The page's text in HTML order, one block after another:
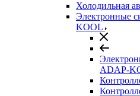
Холодильная
Электронные
KOOL
ADAP-